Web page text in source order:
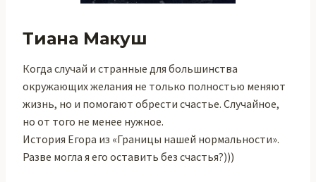
Тиана Макуш
Когда случай и странные для большинства
окружающих желания не только полностью меняют
жизнь, но и помогают обрести счастье. Случайное,
но от того не менее нужное.
История Егора из «Границы нашей нормальности».
Разве могла я его оставить без счастья?)))